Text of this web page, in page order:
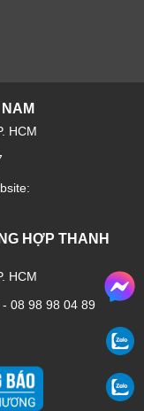
HCM
HỢP THANH
HCM
- 08 98 98 04 89